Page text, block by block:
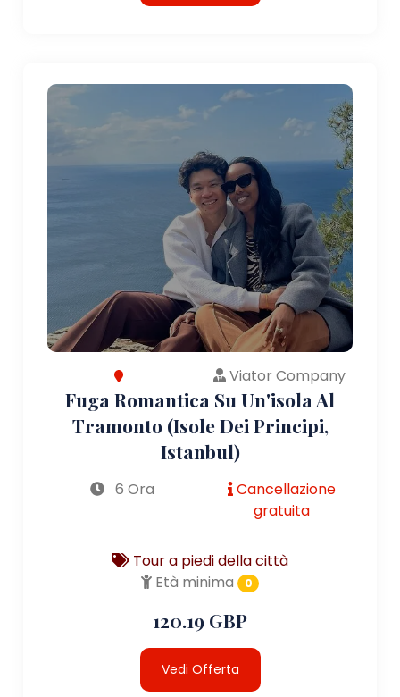
Viator Company
Fuga Romantica Su Un'isola Al
Tramonto (Isole Dei Principi,
Istanbul)
6 Ora
Cancellazione
gratuita
Tour a piedi della città
Età minima
0
120.19 GBP
Vedi Offerta